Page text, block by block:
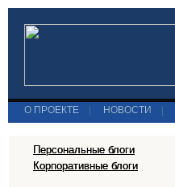
О ПРОЕКТЕ НОВОСТИ
Персональные блоги
Корпоративные блоги